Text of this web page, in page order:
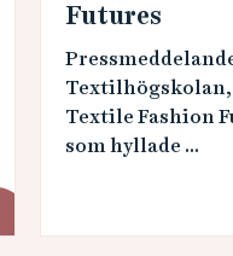
Futures
Textilhögskolan,
Textile Fashion
som hyllade ...